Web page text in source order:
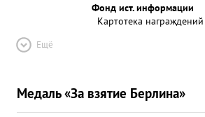
Фонд ист. информации
Картотека награждений
Ещё
Медаль «За взятие Берлина»